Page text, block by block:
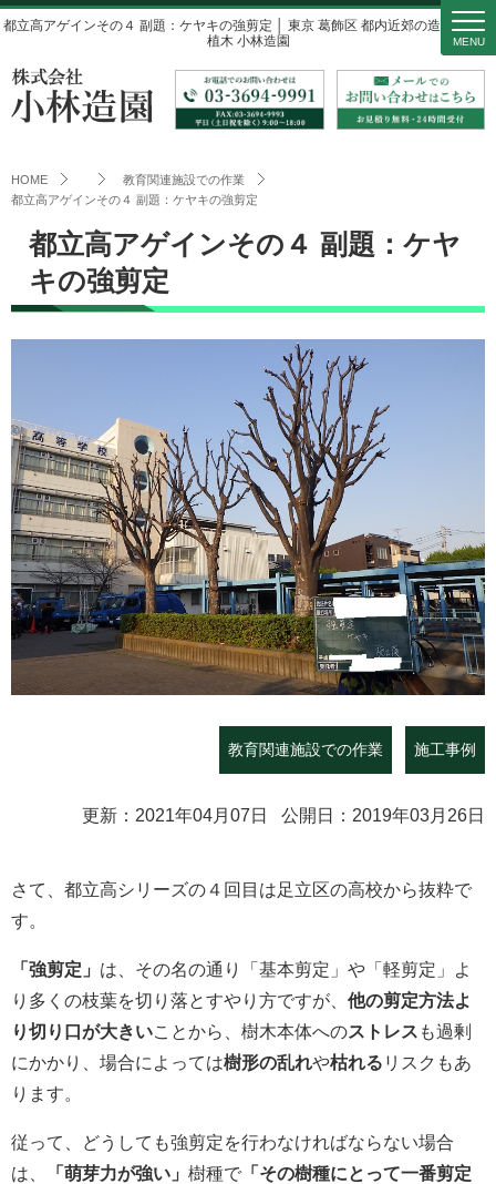
都立高アゲインその４ 副題：ケヤキの強剪定 │ 東京 葛飾区 都内近郊の造園・庭・
植木 小林造園
MENU
HOME
教育関連施設での作業
都立高アゲインその４ 副題：ケヤキの強剪定
都立高アゲインその４ 副題：ケヤ
キの強剪定
教育関連施設での作業 施工事例
更新：2021年04月07日 公開日：2019年03月26日
さて、都立高シリーズの４回目は足立区の高校から抜粋で
す。
「強剪定」 は、その名の通り「基本剪定」や「軽剪定」よ
り多くの枝葉を切り落とすやり方ですが、 他の剪定方法よ
り切り口が大きいことから、樹木本体へのストレス も過剰
にかかり、場合によっては樹形の乱れや枯れる リスクもあ
ります。
従って、どうしても強剪定を行わなければならない場合
は、
「萌芽力が強い」 樹種で 「その樹種にとって一番剪定